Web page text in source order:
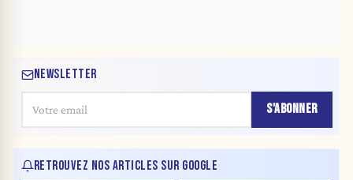
NEWSLETTER
S'ABONNER
RETROUVEZ NOS ARTICLES SUR GOOGLE